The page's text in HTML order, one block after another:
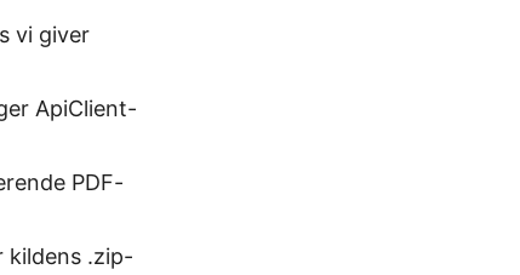
vi giver
ApiClient-
PDF-
kildens .zip-